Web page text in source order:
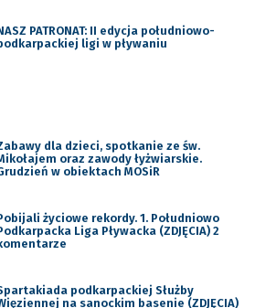
PATRONAT: II edycja południowo-
ligi w pływaniu
dla dzieci, spotkanie ze św.
oraz zawody łyżwiarskie.
w obiektach MOSiR
życiowe rekordy. 1. Południowo
Liga Pływacka (ZDJĘCIA) 2
podkarpackiej Służby
na sanockim basenie (ZDJĘCIA)